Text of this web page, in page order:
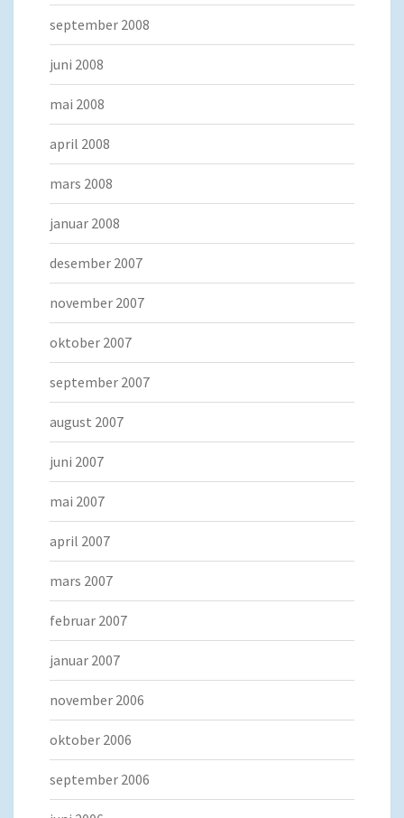
september 2008
juni 2008
mai 2008
april 2008
mars 2008
januar 2008
desember 2007
november 2007
oktober 2007
september 2007
august 2007
juni 2007
mai 2007
april 2007
mars 2007
februar 2007
januar 2007
november 2006
oktober 2006
september 2006